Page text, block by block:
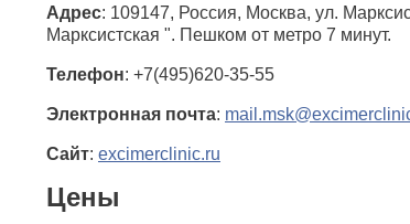
Адрес: 109147, Россия, Москва, ул.
Марксистская ". Пешком от метро 7 минут.
Телефон: +7(495)620-35-55
Электронная почта:
Сайт: excimerclinic.ru
Цены